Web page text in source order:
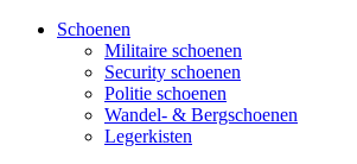
Schoenen
Militaire schoe­nen
Security schoenen
Politie schoenen
Wandel- & Berg­­schoenen
Legerkisten